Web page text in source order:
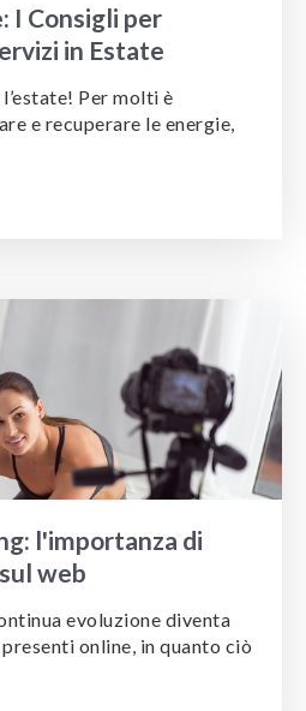
I Consigli per
in Estate
Per molti è
e recuperare le energie,
l'importanza di
web
evoluzione diventa
online, in quanto ciò